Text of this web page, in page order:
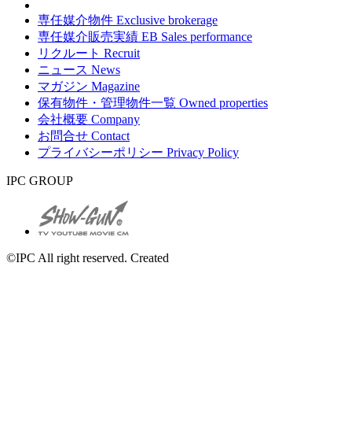
専任媒介物件 Exclusive brokerage
専任媒介販売実績 EB Sales performance
リクルート Recruit
ニュース News
マガジン Magazine
保有物件・管理物件一覧 Owned properties
会社概要 Company
お問合せ Contact
プライバシーポリシー Privacy Policy
IPC GROUP
©IPC All right reserved. Created